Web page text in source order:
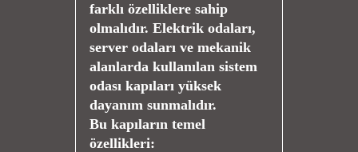
farklı özelliklere sahip
olmalıdır. Elektrik odaları,
server odaları ve mekanik
alanlarda kullanılan sistem
odası kapıları yüksek
dayanım sunmalıdır.
Bu kapıların temel
özellikleri: